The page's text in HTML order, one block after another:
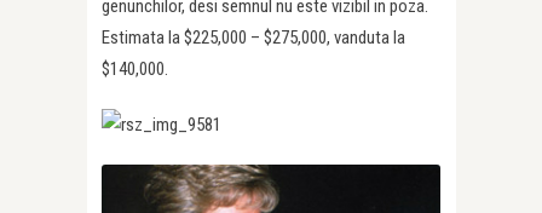
genunchilor, desi semnul nu este vizibil in poza.
Estimata la $225,000 – $275,000, vanduta la
$140,000.